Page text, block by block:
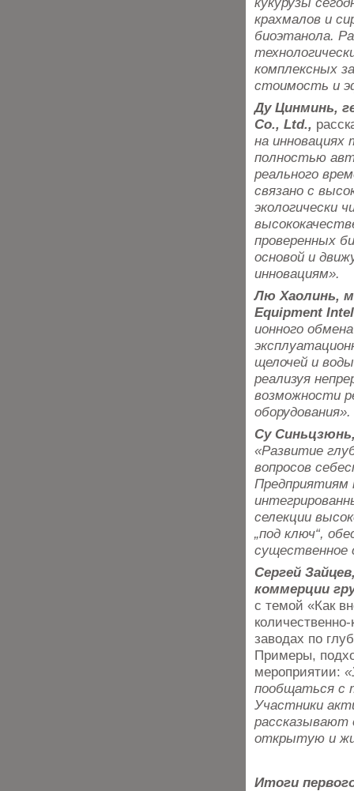
крахмалов и
биоэтанола.
комплексных
стоимость и
Ду Цинминь,
Co., Ltd.,
на инновациях
полностью
реального
связано с
экологически
проверенных
основой и
инновациям».
Лю Хаолинь,
Equipment
ионного
щелочей и
реализуя
возможности
оборудования».
Су
«Развитие
вопросов
Предприятиям
селекции
„под ключ“,
существенное
Сергей
коммерции
с темой «Как
заводах по
Примеры,
мероприятии:
пообщаться с
Участники
рассказывают
открытую и
Итоги